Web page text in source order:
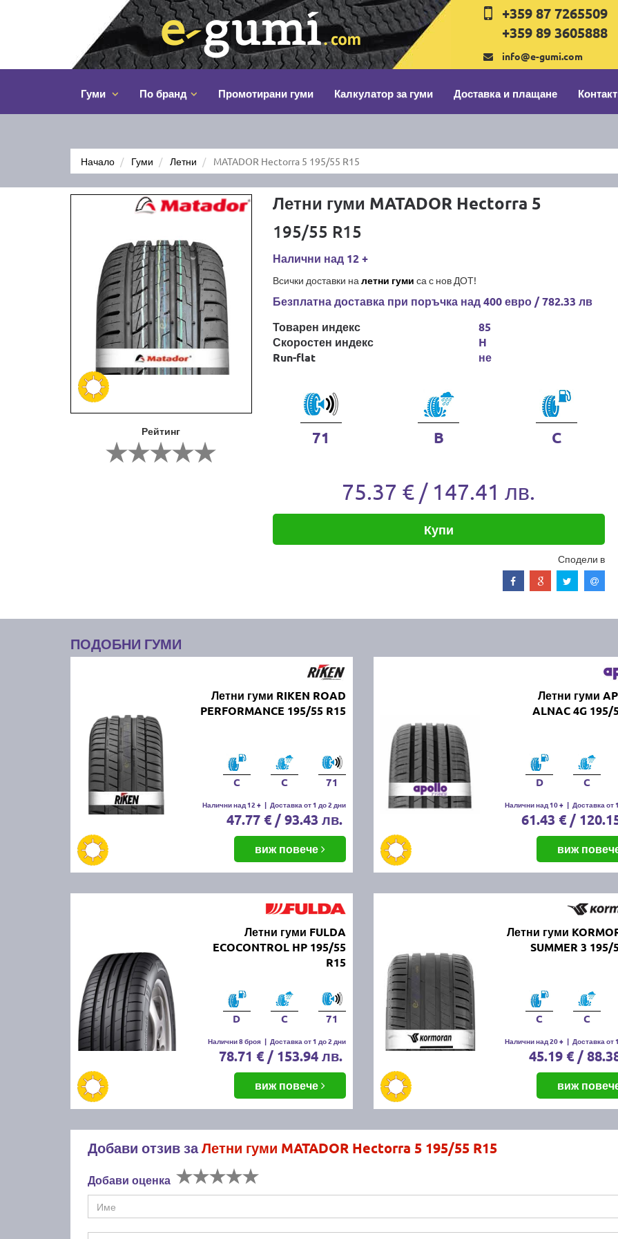
+359 87 7265509
+359 89 3605888
info@e-gumi.com
Гуми По бранд Промотирани гуми Калкулатор за гуми Доставка и плащане
Начало Гуми Летни MATADOR Hectorra 5 195/55 R15
Рейтинг
Летни гуми MATADOR Hectorra 5
195/55 R15
Налични над 12 +
Всички доставки на летни гуми са с нов ДОТ!
Безплатна доставка при поръчка над 400 евро / 782.33 лв
Товарен индекс
Скоростен индекс
Run-flat
85
H
не
71 B C
75.37 € / 147.41 лв.
Купи
Сподели в
ПОДОБНИ ГУМИ
Летни гуми RIKEN ROAD
PERFORMANCE 195/55 R15
C C 71
Налични над 12 + | Доставка от 1 до 2 дни
47.77 € / 93.43 лв.
виж повече
Летни гуми
ALNAC 4G 195/
D C
Налични над 10 + | Доставка от
61.43 € /
виж
Летни гуми FULDA
ECOCONTROL HP 195/55
R15
D C 71
Налични 8 броя | Доставка от 1 до 2 дни
78.71 € / 153.94 лв.
виж повече
Летни гуми
SUMMER 3 195/
C C
Налични над 20 + | Доставка от
45.19 € /
виж
Добави отзив заЛетни гуми MATADOR Hectorra 5 195/55 R15
Добави оценка